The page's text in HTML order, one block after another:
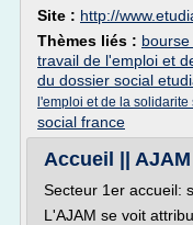
Site : http://
Thèmes liés :
travail de l'emploi et
du dossier social
l'emploi et de la
social france
Accueil || AJAM
Secteur 1er accueil:
L'AJAM se voit